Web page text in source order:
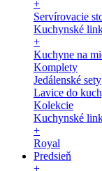
+
Servírovacie
Kuchynské
+
Kuchyne na
Komplety
Jedálenské sety
Lavice do
Kolekcie
Kuchynské
+
Royal
Predsieň
+